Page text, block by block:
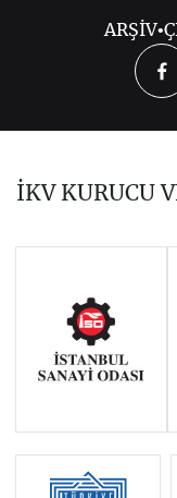
2026
2023
ARŞİV•
İKV KURUCU